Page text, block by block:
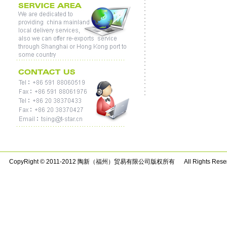
CopyRight © 2011-2012 陶新（福州）贸易有限公司版权所有 All Rights